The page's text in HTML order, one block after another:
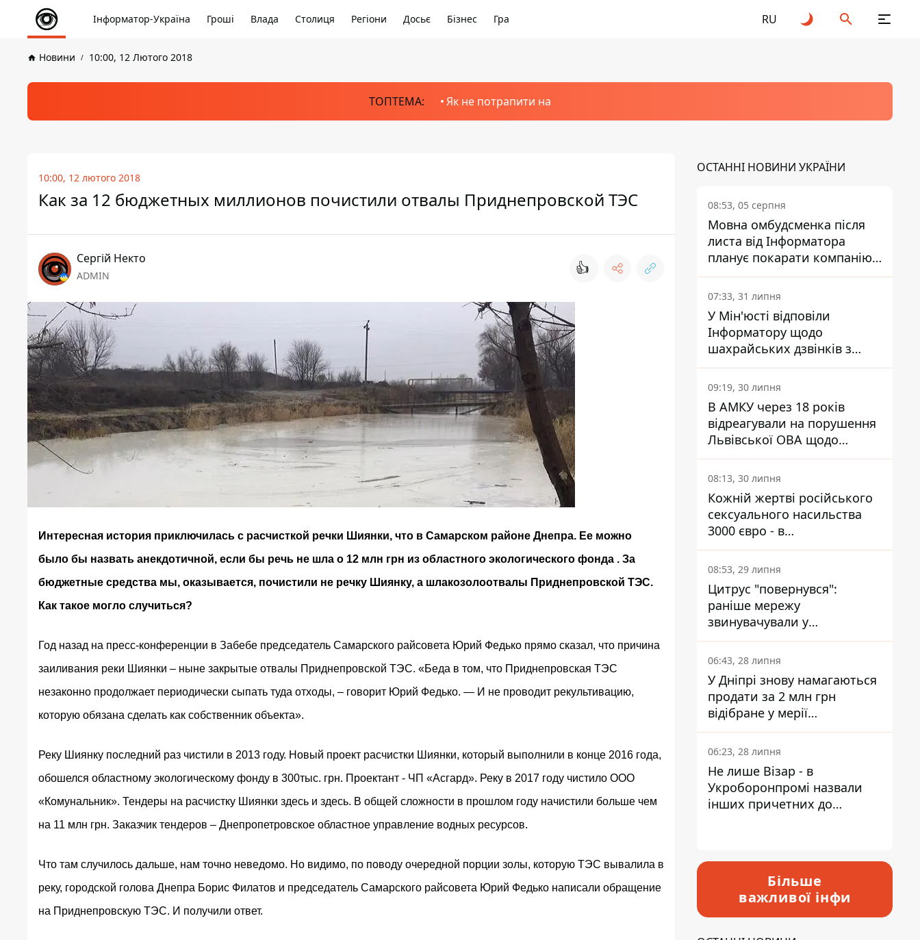
Інформатор-Україна Гроші Влада Столиця Регіони Досьє Бізнес Гра RU
Новини 10:00, 12 Лютого 2018
ТОПТЕМА: Як не потрапити на
10:00, 12 лютого 2018
Как за 12 бюджетных миллионов почистили отвалы Приднепровской ТЭС
Сергій Некто
ADMIN 👍
Интересная история приключилась с расчисткой речки Шиянки, что в Самарском районе Днепра. Ее можно
было бы назвать анекдотичной, если бы речь не шла о 12 млн грн из областного экологического фонда . За
бюджетные средства мы, оказывается, почистили не речку Шиянку, а шлакозолоотвалы Приднепровской ТЭС.
Как такое могло случиться?
Год назад на пресс-конференции в Забебе председатель Самарского райсовета Юрий Федько прямо сказал, что причина
заиливания реки Шиянки – ныне закрытые отвалы Приднепровской ТЭС. «Беда в том, что Приднепровская ТЭС
незаконно продолжает периодически сыпать туда отходы, – говорит Юрий Федько. — И не проводит рекультивацию,
которую обязана сделать как собственник объекта».
Реку Шиянку последний раз чистили в 2013 году. Новый проект расчистки Шиянки, который выполнили в конце 2016 года,
обошелся областному экологическому фонду в 300тыс. грн. Проектант - ЧП «Асгард». Реку в 2017 году чистило ООО
«Комунальник». Тендеры на расчистку Шиянки здесь и здесь. В общей сложности в прошлом году начистили больше чем
на 11 млн грн. Заказчик тендеров – Днепропетровское областное управление водных ресурсов.
Что там случилось дальше, нам точно неведомо. Но видимо, по поводу очередной порции золы, которую ТЭС вывалила в
реку, городской голова Днепра Борис Филатов и председатель Самарского райсовета Юрий Федько написали обращение
на Приднепровскую ТЭС. И получили ответ.
ОСТАННІ НОВИНИ УКРАЇНИ
08:53, 05 серпня
Мовна омбудсменка після
листа від Інформатора
планує покарати компанію-
підрядника ПриватБанку
07:33, 31 липня
У Мін'юсті відповіли
Інформатору щодо
шахрайських дзвінків з
камери Сумського СІЗО так,
що ніхто нічого не зрозумів
09:19, 30 липня
В АМКУ через 18 років
відреагували на порушення
Львівської ОВА щодо
харчування у закладах
освіти
08:13, 30 липня
Кожній жертві російського
сексуального насильства
3000 євро - в
Мінсоцполітики пояснили
Інформатору, звідки на це
гроші
08:53, 29 липня
Цитрус "повернувся":
раніше мережу
звинувачували у
контрабанді техніки та
ухиленні від сплати
податків
06:43, 28 липня
У Дніпрі знову намагаються
продати за 2 млн грн
відібране у мерії
приміщення Укрпошти
06:23, 28 липня
Не лише Візар - в
Укроборонпромі назвали
інших причетних до
Більше
важливої інфи